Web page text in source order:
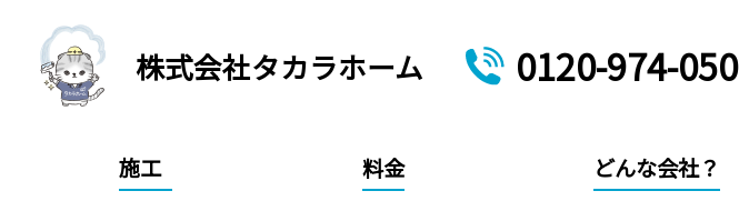
株式会社タカラホーム 0120-974-050
施工 料金 どんな会社？